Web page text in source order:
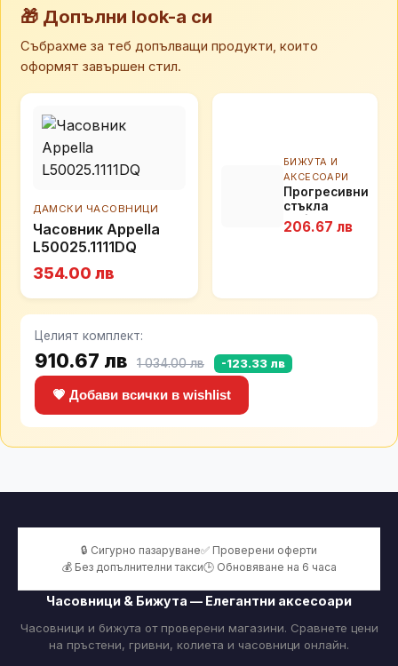
🎁 Допълни look-а си
Събрахме за теб допълващи продукти, които
оформят завършен стил.
ДАМСКИ ЧАСОВНИЦИ
Часовник Appella
L50025.1111DQ
354.00 лв
БИЖУТА И
АКСЕСОАРИ
Прогресивни
стъкла
Essilor
Comfort 3.0
206.67 лв
Целият комплект:
910.67 лв 1 034.00 лв -123.33 лв
💗 Добави всички в wishlist
🔒 Сигурно пазаруване✅ Проверени оферти
💰 Без допълнителни такси🕒 Обновяване на 6 часа
Часовници & Бижута — Елегантни аксесоари
Часовници и бижута от проверени магазини. Сравнете цени
на пръстени, гривни, колиета и часовници онлайн.